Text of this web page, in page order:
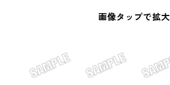
画像タップで拡大